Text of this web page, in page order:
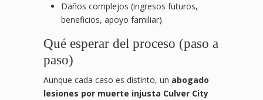
Daños complejos (ingresos futuros,
beneficios, apoyo familiar).
Qué esperar del proceso (paso a
paso)
Aunque cada caso es distinto, un abogado
lesiones por muerte injusta Culver City